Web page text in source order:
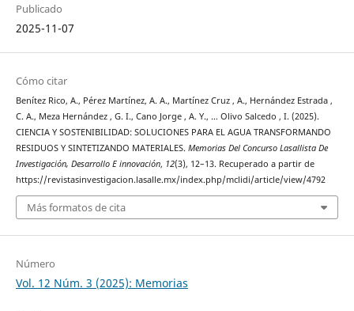
Publicado
2025-11-07
Cómo citar
Benítez Rico, A., Pérez Martínez, A. A., Martínez Cruz , A., Hernández Estrada ,
C. A., Meza Hernández , G. I., Cano Jorge , A. Y., … Olivo Salcedo , I. (2025).
CIENCIA Y SOSTENIBILIDAD: SOLUCIONES PARA EL AGUA TRANSFORMANDO
RESIDUOS Y SINTETIZANDO MATERIALES. Memorias Del Concurso Lasallista De
Investigación, Desarrollo E innovación, 12(3), 12–13. Recuperado a partir de
https://revistasinvestigacion.lasalle.mx/index.php/mclidi/article/view/4792
Más formatos de cita
Número
Vol. 12 Núm. 3 (2025): Memorias